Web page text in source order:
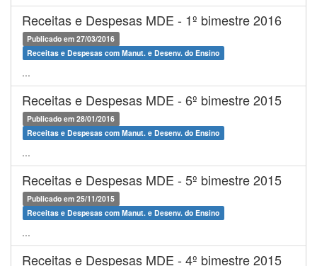
Receitas e Despesas MDE - 1º bimestre 2016
Publicado em 27/03/2016
Receitas e Despesas com Manut. e Desenv. do Ensino
...
Receitas e Despesas MDE - 6º bimestre 2015
Publicado em 28/01/2016
Receitas e Despesas com Manut. e Desenv. do Ensino
...
Receitas e Despesas MDE - 5º bimestre 2015
Publicado em 25/11/2015
Receitas e Despesas com Manut. e Desenv. do Ensino
...
Receitas e Despesas MDE - 4º bimestre 2015